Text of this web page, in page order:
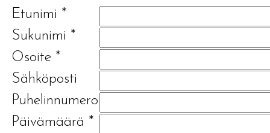
Etunimi *
Sukunimi *
Osoite *
Sähköposti
Puhelinnumero
Päivämäärä *